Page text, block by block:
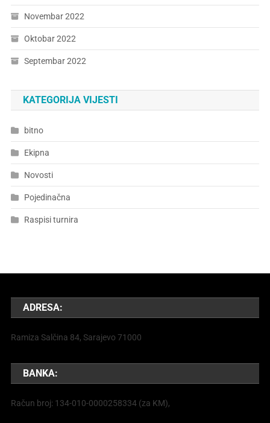
Novembar 2022
Oktobar 2022
Septembar 2022
KATEGORIJA VIJESTI
bitno
Ekipna
Novosti
Pojedinačna
Raspisi turnira
ADRESA:
Ramiza Salčina 84, Sarajevo 71000
BANKA:
Račun broj: 134-010-0000258334 (za KM),